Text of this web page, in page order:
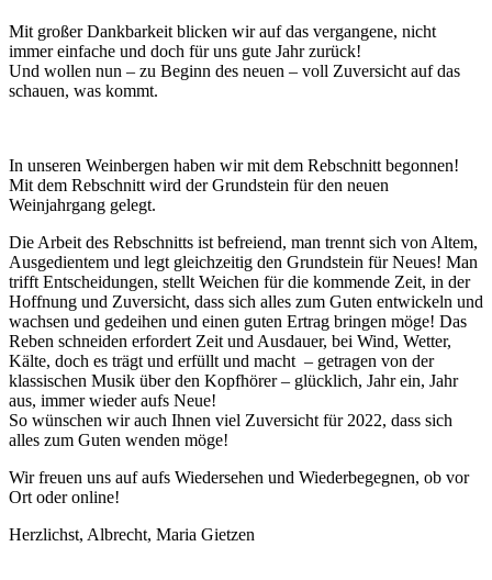
Mit großer Dankbarkeit blicken wir auf das vergangene, nicht
immer einfache und doch für uns gute Jahr zurück!
Und wollen nun – zu Beginn des neuen – voll Zuversicht auf das
schauen, was kommt.
In unseren Weinbergen haben wir mit dem Rebschnitt begonnen!
Mit dem Rebschnitt wird der Grundstein für den neuen
Weinjahrgang gelegt.
Die Arbeit des Rebschnitts ist befreiend, man trennt sich von Altem,
Ausgedientem und legt gleichzeitig den Grundstein für Neues! Man
trifft Entscheidungen, stellt Weichen für die kommende Zeit, in der
Hoffnung und Zuversicht, dass sich alles zum Guten entwickeln und
wachsen und gedeihen und einen guten Ertrag bringen möge! Das
Reben schneiden erfordert Zeit und Ausdauer, bei Wind, Wetter,
Kälte, doch es trägt und erfüllt und macht – getragen von der
klassischen Musik über den Kopfhörer – glücklich, Jahr ein, Jahr
aus, immer wieder aufs Neue!
So wünschen wir auch Ihnen viel Zuversicht für 2022, dass sich
alles zum Guten wenden möge!
Wir freuen uns auf aufs Wiedersehen und Wiederbegegnen, ob vor
Ort oder online!
Herzlichst, Albrecht, Maria Gietzen